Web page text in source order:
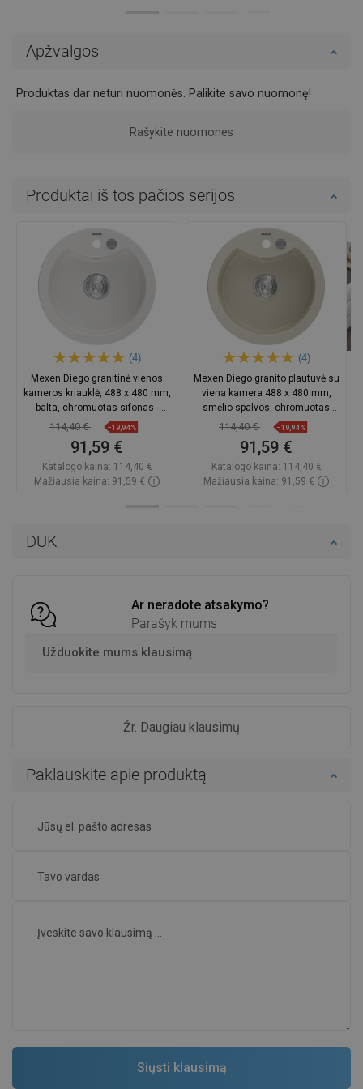
DUK
Ar neradote atsakymo?
Parašyk mums
Užduokite mums klausimą
Žr. Daugiau klausimų
Apžvalgos
Produktas dar neturi nuomonės. Palikite savo nuomonę!
Rašykite nuomones
Paklauskite apie produktą
Produktai iš tos pačios serijos
(4)
Mexen Diego granitinė vienos
kameros kriauklė, 488 x 480 mm,
balta, chromuotas sifonas -
6512481000-20
114,40 € −19,94%
91,59 €
Katalogo kaina: 114,40 €
Mažiausia kaina: 91,59 €
(4)
Mexen Diego granito plautuvė su
viena kamera 488 x 480 mm,
smėlio spalvos, chromuotas
sifonas - 6512481000-69
114,40 € −19,94%
91,59 €
Katalogo kaina: 114,40 €
Mažiausia kaina: 91,59 €